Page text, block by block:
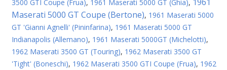
3500 GTI Coupe (Frua), 1961 Maserati 5000 GT (Ghia),
Maserati 5000 GT Coupe (Bertone), 1961 Maserati 5000
GT 'Gianni Agnelli' (Pininfarina), 1961 Maserati 5000 GT
Indianapolis (Allemano), 1961 Maserati 5000GT (Michelotti),
1962 Maserati 3500 GT (Touring), 1962 Maserati 3500 GT
'Tight' (Boneschi), 1962 Maserati 3500 GTI Coupe (Frua), 1962